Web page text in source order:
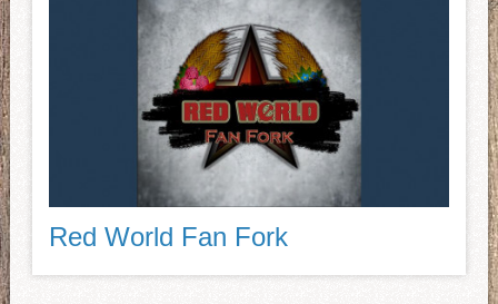
Red World Fan Fork